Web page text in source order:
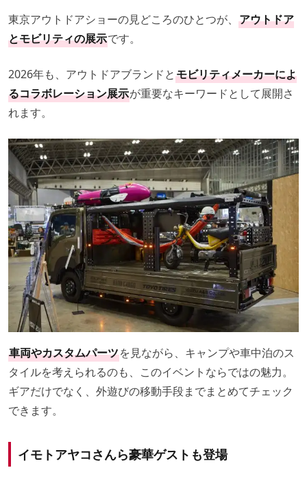
東京アウトドアショーの見どころのひとつが、 アウトドア
とモビリティの展示です。
2026年も、アウトドアブランドとモビリティメーカーによ
るコラボレーション展示が重要なキーワードとして展開さ
れます。
車両やカスタムパーツを見ながら、キャンプや車中泊のス
タイルを考えられるのも、このイベントならではの魅力。
ギアだけでなく、外遊びの移動手段までまとめてチェック
できます。
イモトアヤコさんら豪華ゲストも登場